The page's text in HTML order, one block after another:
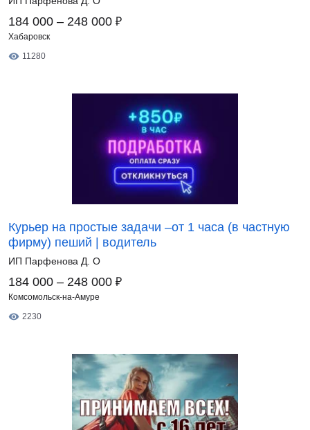
184 000 – 248 000 ₽
Хабаровск
11280
Курьер на простые задачи –от 1 часа (в частную
фирму) пеший | водитель
ИП Парфенова Д. О
184 000 – 248 000 ₽
Комсомольск-на-Амуре
2230